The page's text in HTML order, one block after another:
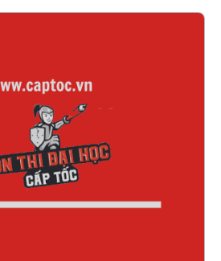
Xem chi tiết